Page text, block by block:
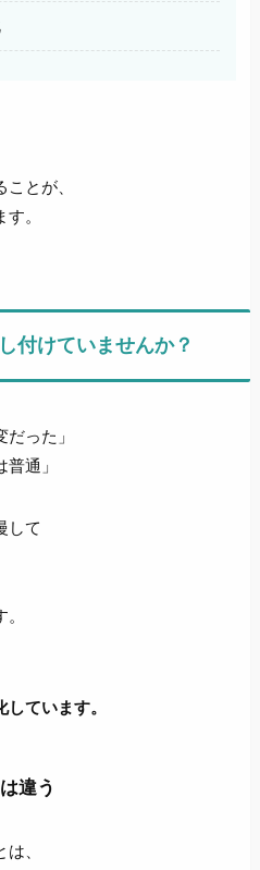
ことが、
。
付けていませんか？
だった」
通」
して
ています。
違う
、